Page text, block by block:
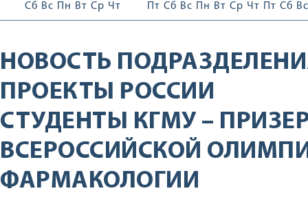
Сб Вс Пн Вт Ср Чт
Пт Сб Вс Пн Вт Ср Чт Пт Сб Вс
НОВОСТЬ
ПРОЕКТЫ РОССИИ
СТУДЕНТЫ КГМУ –
ВСЕРОССИЙСКОЙ
ФАРМАКОЛОГИИ